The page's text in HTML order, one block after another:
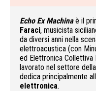
Echo Ex Machinaè il
Faraci, musicista
da diversi anni nella
elettroacustica (con
ed Elettronica Collettiva
lavorato nel settore
dedica principalmente
elettronica.